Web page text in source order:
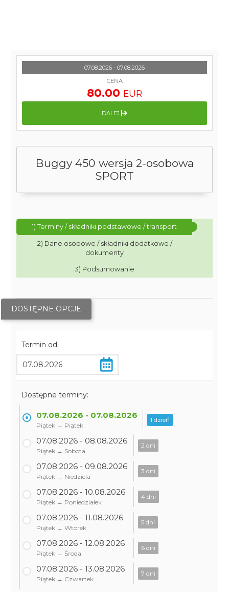
Buggy 450 wersja 2-osobowa
SPORT
1) Terminy / składniki podstawowe / transport
2) Dane osobowe / składniki dodatkowe /
dokumenty
3) Podsumowanie
DOSTĘPNE OPCJE
Termin od:
Dostępne terminy:
07.08.2026 - 07.08.2026
Piątek → Piątek
1 dzień
07.08.2026 - 08.08.2026
Piątek → Sobota
2 dni
07.08.2026 - 09.08.2026
Piątek → Niedziela
3 dni
07.08.2026 - 10.08.2026
Piątek → Poniedziałek
4 dni
07.08.2026 - 11.08.2026
Piątek → Wtorek
5 dni
07.08.2026 - 12.08.2026
Piątek → Środa
6 dni
07.08.2026 - 13.08.2026
Piątek → Czwartek
7 dni
07.08.2026 - 07.08.2026
CENA
80.00 EUR
DALEJ